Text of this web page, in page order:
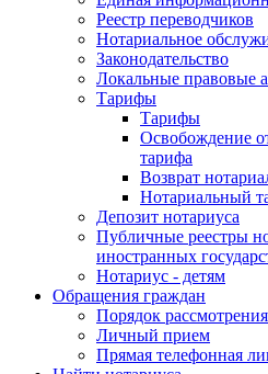
Реестр переводчиков
Нотариальное
Законодательство
Локальные правовые
Тарифы
Тарифы
Освобождение
тарифа
Возврат
Нотариальный
Депозит нотариуса
Публичные реестры
иностранных
Нотариус - детям
Обращения граждан
Порядок
Личный прием
Прямая телефонная